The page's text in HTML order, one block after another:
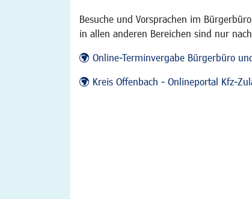
Besuche und Vorsprachen im
in allen anderen Bereichen sind nur
Online-Terminvergabe Bürgerbüro
Kreis Offenbach - Onlineportal Kfz-